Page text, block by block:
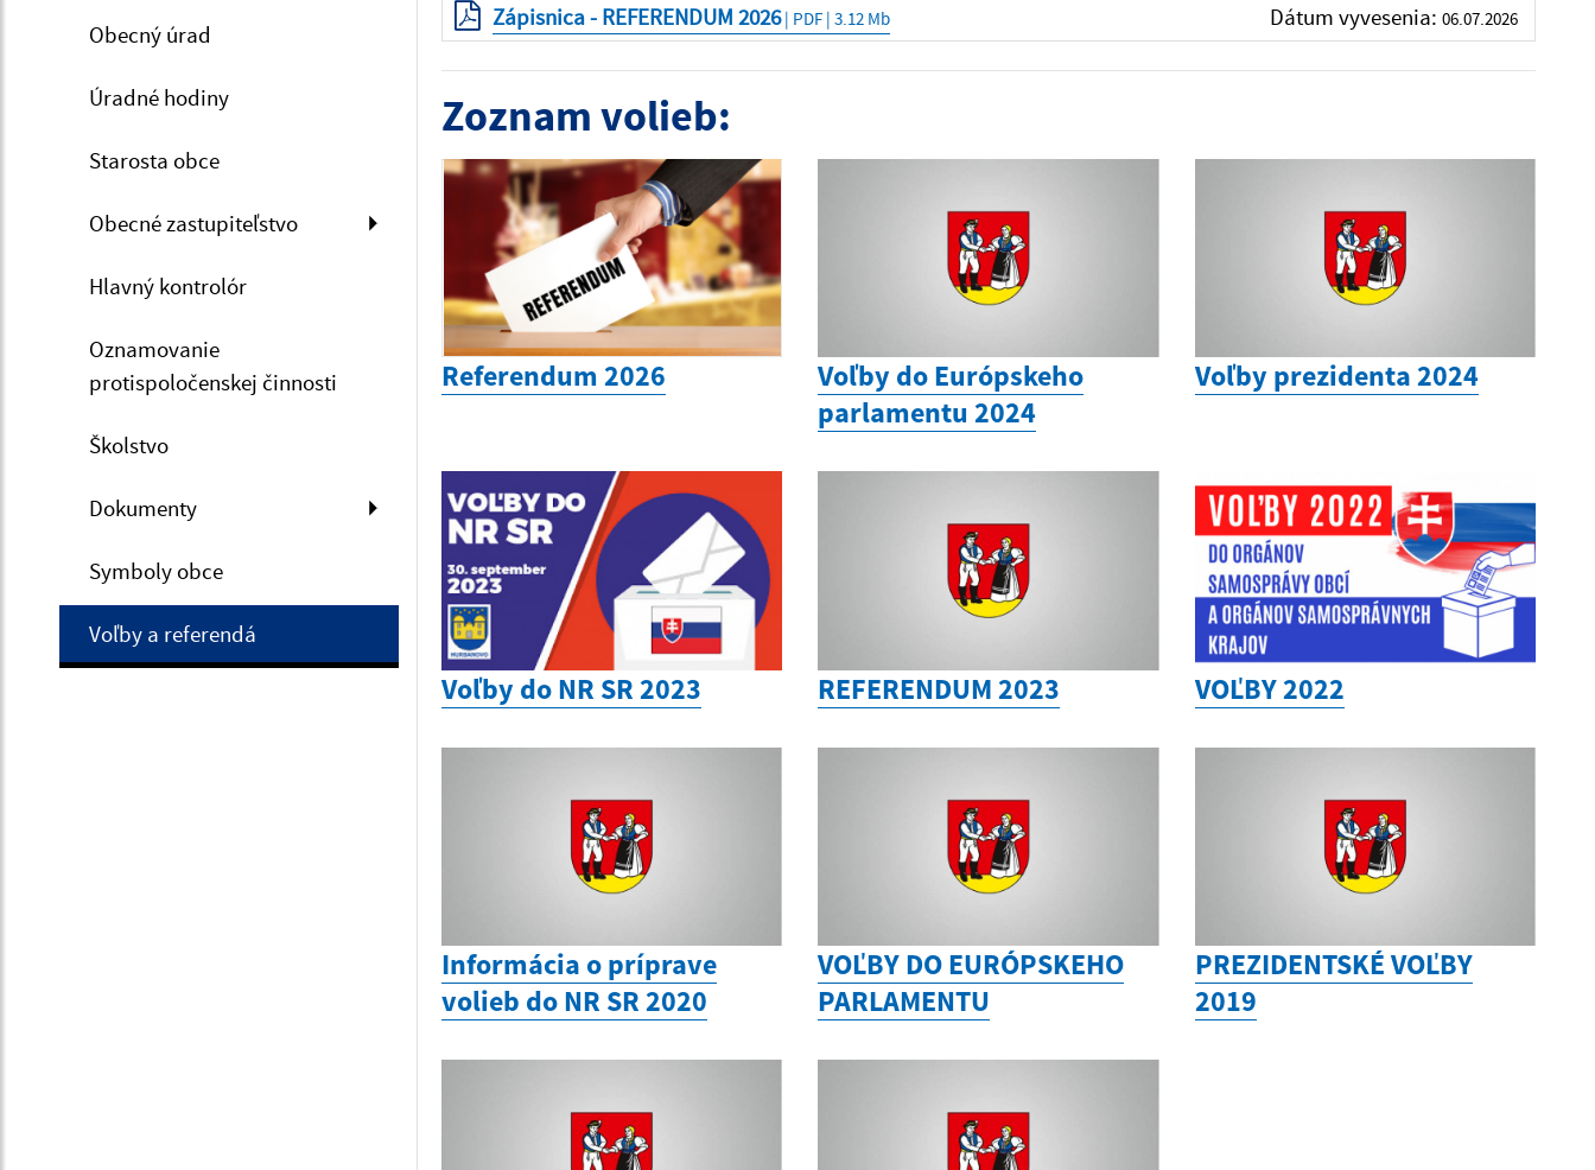
Obecný úrad
Úradné hodiny
Starosta obce
Obecné zastupiteľstvo
Hlavný kontrolór
Oznamovanie
protispoločenskej činnosti
Školstvo
Dokumenty
Symboly obce
Voľby a referendá
Zápisnica - REFERENDUM 2026| PDF | 3.12 Mb Dátum vyvesenia: 06.07.2026
Zoznam volieb:
Referendum 2026
Voľby do Európskeho
parlamentu 2024
Voľby prezidenta 2024
Voľby do NR SR 2023 REFERENDUM 2023 VOĽBY 2022
Informácia o príprave
volieb do NR SR 2020
VOĽBY DO EURÓPSKEHO
PARLAMENTU
PREZIDENTSKÉ VOĽBY
2019